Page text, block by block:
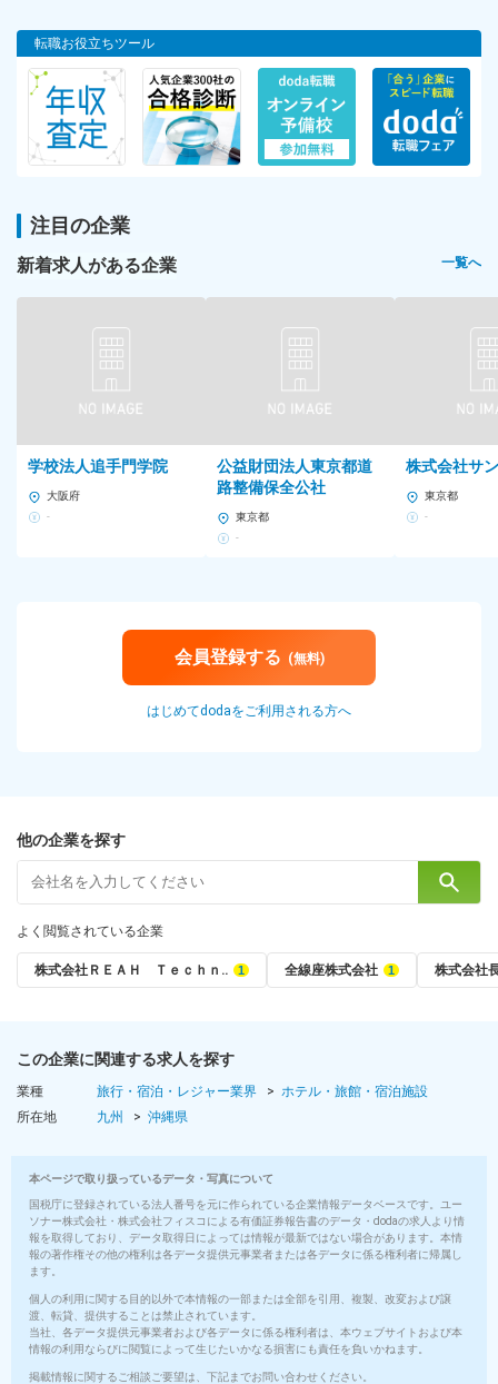
転職お役立ちツール
注目の企業
新着求人がある企業 一覧へ
学校法人追手門学院
大阪府
-
公益財団法人東京都道
路整備保全公社
東京都
-
株式会社サ
東京都
-
会員登録する (無料)
はじめてdodaをご利用される方へ
他の企業を探す
よく閲覧されている企業
株式会社ＲＥＡＨ Ｔｅｃｈｎ‥ 全線座株式会社 株式会社
この企業に関連する求人を探す
業種 旅行・宿泊・レジャー業界
ホテル・旅館・宿泊施設
所在地
九州 沖縄県
本ページで取り扱っているデータ・写真について
国税庁に登録されている法人番号を元に作られている企業情報データベースです。ユー
ソナー株式会社・株式会社フィスコによる有価証券報告書のデータ・dodaの求人より情
報を取得しており、データ取得日によっては情報が最新ではない場合があります。本情
報の著作権その他の権利は各データ提供元事業者または各データに係る権利者に帰属し
ます。
個人の利用に関する目的以外で本情報の一部または全部を引用、複製、改変および譲
渡、転貸、提供することは禁止されています。
当社、各データ提供元事業者および各データに係る権利者は、本ウェブサイトおよび本
情報の利用ならびに閲覧によって生じたいかなる損害にも責任を負いかねます。
掲載情報に関するご相談ご要望は、下記までお問い合わせください。